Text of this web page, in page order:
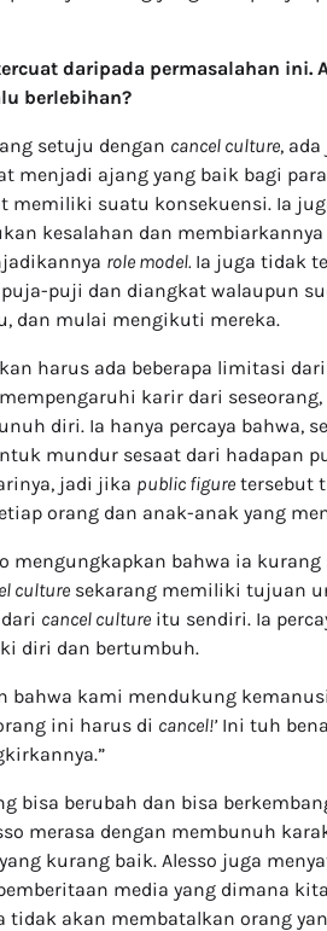
daripada permasalahan ini.
berlebihan?
setuju dengan cancel culture,
menjadi ajang yang baik bagi
memiliki suatu konsekuensi. Ia
kesalahan dan
role model. Ia juga tidak
puji dan diangkat walaupun
dan mulai mengikuti mereka.
harus ada beberapa limitasi
karir dari
diri. Ia hanya percaya bahwa,
mundur sesaat dari hadapan
jadi jika public figure tersebut
orang dan anak-anak yang
mengungkapkan bahwa ia
culture sekarang memiliki tujuan
cancel culture itu sendiri. Ia
diri dan bertumbuh.
bahwa kami mendukung
ini harus di cancel!’ Ini tuh
bisa berubah dan bisa
merasa dengan membunuh
kurang baik. Alesso juga
media yang dimana
tidak akan membatalkan orang